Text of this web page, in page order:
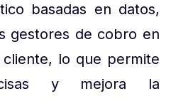
basadas en datos,
gestores de cobro en
lo que permite
y mejora la